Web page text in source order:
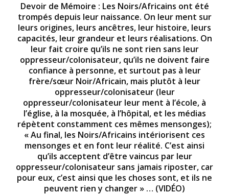
Devoir de Mémoire : Les Noirs/Africains ont été
trompés depuis leur naissance. On leur ment sur
leurs origines, leurs ancêtres, leur histoire, leurs
capacités, leur grandeur et leurs réalisations. On
leur fait croire qu’ils ne sont rien sans leur
oppresseur/colonisateur, qu’ils ne doivent faire
confiance à personne, et surtout pas à leur
frère/sœur Noir/Africain, mais plutôt à leur
oppresseur/colonisateur (leur
oppresseur/colonisateur leur ment à l’école, à
l’église, à la mosquée, à l’hôpital, et les médias
répètent constamment ces mêmes mensonges);
« Au final, les Noirs/Africains intériorisent ces
mensonges et en font leur réalité. C’est ainsi
qu’ils acceptent d’être vaincus par leur
oppresseur/colonisateur sans jamais riposter, car
pour eux, c’est ainsi que les choses sont, et ils ne
peuvent rien y changer » … (VIDÉO)